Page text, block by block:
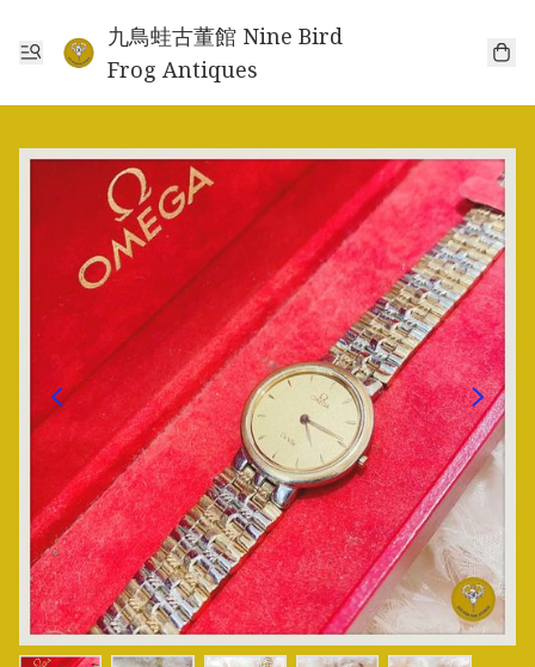
九鳥蛙古董館 Nine Bird
Frog Antiques